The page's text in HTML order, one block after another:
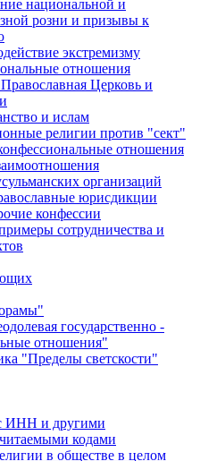
национальной и
розни и призывы к
экстремизму
отношения
Церковь и
и ислам
религии против "сект"
отношения
организаций
юрисдикции
конфессии
сотрудничества и
государственно -
отношения"
"Пределы светскости"
ИНН и другими
кодами
в обществе в целом